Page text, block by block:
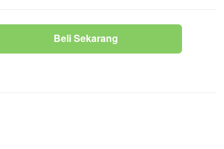
Beli Sekarang